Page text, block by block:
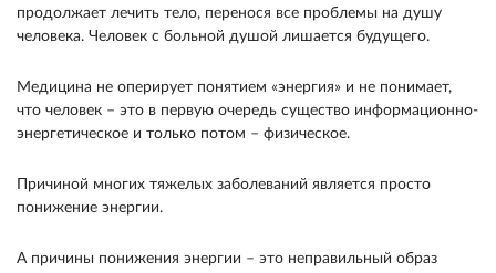
продолжает лечить тело, перенося все проблемы на душу
человека. Человек с больной душой лишается будущего.
Медицина не оперирует понятием «энергия» и не понимает,
что человек – это в первую очередь существо информационно-
энергетическое и только потом – физическое.
Причиной многих тяжелых заболеваний является просто
понижение энергии.
А причины понижения энергии – это неправильный образ